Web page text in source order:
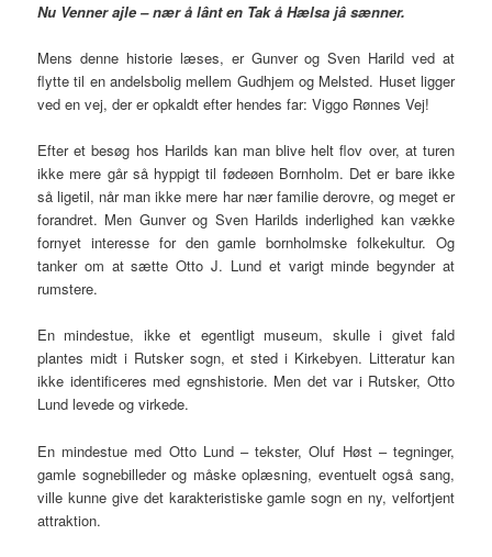
Nu Venner ajle – nær å lânt en Tak å Hælsa jâ sænner.
Mens denne historie læses, er Gunver og Sven Harild ved at
flytte til en andelsbolig mellem Gudhjem og Melsted. Huset ligger
ved en vej, der er opkaldt efter hendes far: Viggo Rønnes Vej!
Efter et besøg hos Harilds kan man blive helt flov over, at turen
ikke mere går så hyppigt til fødeøen Bornholm. Det er bare ikke
så ligetil, når man ikke mere har nær familie derovre, og meget er
forandret. Men Gunver og Sven Harilds inderlighed kan vække
fornyet interesse for den gamle bornholmske folkekultur. Og
tanker om at sætte Otto J. Lund et varigt minde begynder at
rumstere.
En mindestue, ikke et egentligt museum, skulle i givet fald
plantes midt i Rutsker sogn, et sted i Kirkebyen. Litteratur kan
ikke identificeres med egnshistorie. Men det var i Rutsker, Otto
Lund levede og virkede.
En mindestue med Otto Lund – tekster, Oluf Høst – tegninger,
gamle sognebilleder og måske oplæsning, eventuelt også sang,
ville kunne give det karakteristiske gamle sogn en ny, velfortjent
attraktion.